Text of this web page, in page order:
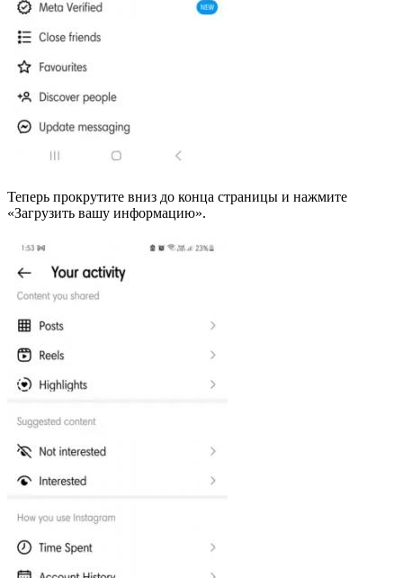
Теперь прокрутите вниз до конца страницы и нажмите
«Загрузить вашу информацию».